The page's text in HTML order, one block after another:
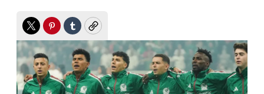
TwitterPinterest
TumblrCopy